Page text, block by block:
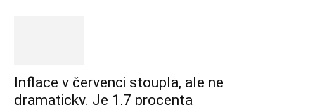
Inflace v červenci stoupla, ale ne
dramaticky. Je 1,7 procenta